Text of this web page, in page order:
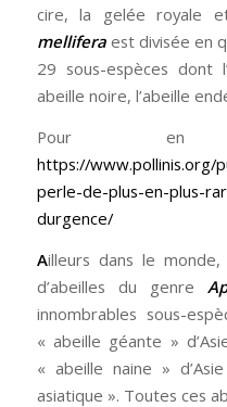
cire, la gelée royale
melliferaest divisée en
29 sous-espèces dont
abeille noire, l’abeille
Pour en
https://www.pollinis.org/
perle-de-plus-en-plus-
durgence/
Ailleurs dans le
d’abeilles du genre
innombrables sous-
« abeille géante »
« abeille naine »
asiatique ». Toutes ces